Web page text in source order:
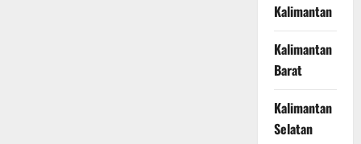
Kalimantan
Kalimantan
Barat
Kalimantan
Selatan